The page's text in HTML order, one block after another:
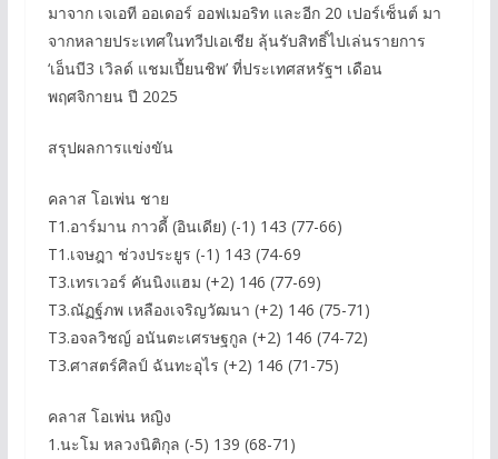
มาจาก เจเอที ออเดอร์ ออฟเมอริท และอีก 20 เปอร์เซ็นต์ มา
จากหลายประเทศในทวีปเอเชีย ลุ้นรับสิทธิ์ไปเล่นรายการ
‘เอ็นบี3 เวิลด์ แชมเปี้ยนชิพ’ ที่ประเทศสหรัฐฯ เดือน
พฤศจิกายน ปี 2025
สรุปผลการแข่งขัน
คลาส โอเพ่น ชาย
T1.อาร์มาน กาวดี้ (อินเดีย) (-1) 143 (77-66)
T1.เจษฎา ช่วงประยูร (-1) 143 (74-69
T3.เทรเวอร์ คันนิงแฮม (+2) 146 (77-69)
T3.ณัฏฐ์ภพ เหลืองเจริญวัฒนา (+2) 146 (75-71)
T3.อจลวิชญ์ อนันตะเศรษฐกูล (+2) 146 (74-72)
T3.ศาสตร์ศิลป์ ฉันทะอุไร (+2) 146 (71-75)
คลาส โอเพ่น หญิง
1.นะโม หลวงนิติกุล (-5) 139 (68-71)